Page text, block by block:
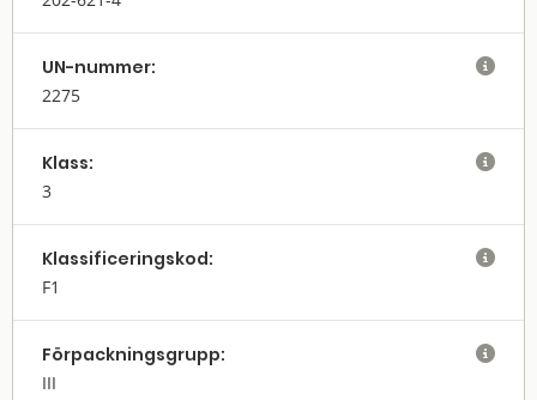
UN-nummer:
2275

Klass:
3

Klassifi­cerings­kod:
F1

Förpack­nings­grupp:
III
